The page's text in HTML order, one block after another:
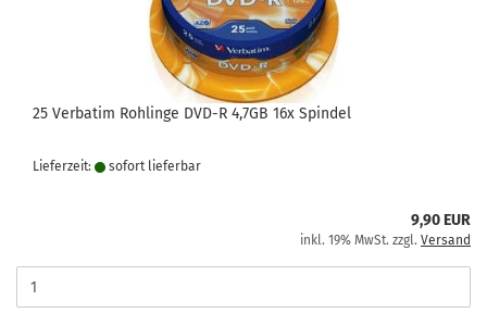
25 Verbatim Rohlinge DVD-R 4,7GB 16x Spindel
Lieferzeit: sofort lie­fer­bar
9,90 EUR
inkl. 19% MwSt. zzgl. Versand